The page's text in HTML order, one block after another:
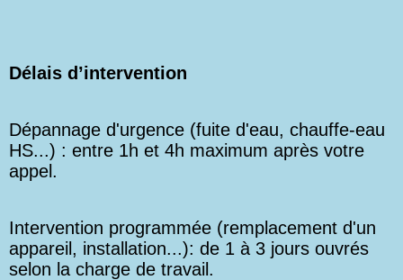
Délais d’intervention
Dépannage d'urgence (fuite d'eau, chauffe-eau
HS...) : entre 1h et 4h maximum après votre
appel.
Intervention programmée (remplacement d'un
appareil, installation...): de 1 à 3 jours ouvrés
selon la charge de travail.